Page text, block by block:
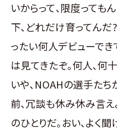
いからって､限度っても
下､どれだけ育ってん
ったい何人デビューで
は見てきたぞ｡何人､何
いや､NOAHの選手たち
前､冗談も休み休み言
のひとりだ｡おい､よく